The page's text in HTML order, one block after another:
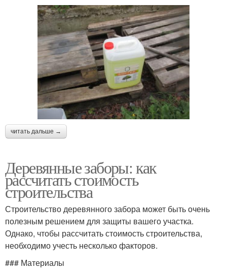
читать дальше →
Деревянные заборы: как
рассчитать стоимость
строительства
Строительство деревянного забора может быть очень
полезным решением для защиты вашего участка.
Однако, чтобы рассчитать стоимость строительства,
необходимо учесть несколько факторов.
### Материалы